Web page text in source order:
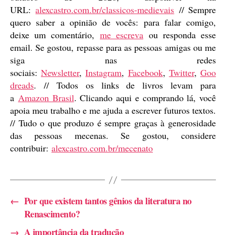
URL:alexcastro.com.br/classicos-medievais // Sempre
quero saber a opinião de vocês: para falar comigo,
deixe um comentário, me escreva ou responda esse
email. Se gostou, repasse para as pessoas amigas ou me
siga nas redes
sociais:Newsletter,Instagram, Facebook, Twitter,Goo
dreads. // Todos os links de livros levam para
a Amazon Brasil. Clicando aqui e comprando lá, você
apoia meu trabalho e me ajuda a escrever futuros textos.
// Tudo o que produzo é sempre graças à generosidade
das pessoas mecenas. Se gostou, considere
contribuir: alexcastro.com.br/mecenato
← Por que existem tantos gênios da literatura no
Renascimento?
→ A importância da tradução